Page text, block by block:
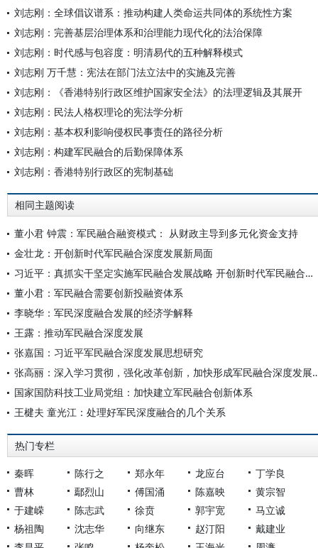
刘志刚：全球倡议谱系：推动构建人类命运共同体的系统性方案
刘志刚：完善基层治理体系和治理能力现代化的法治保障
刘志刚：时代感与包容度：明清易代的五种解释模式
刘志刚 万千慧：宪法在部门法立法中的实施及完善
刘志刚：《香港特别行政区维护国家安全法》的法理逻辑及其展开
刘志刚：民法人格权理论的宪法学分析
刘志刚：基本权利影响侵权民事责任的路径分析
刘志刚：构建军民融合的后勤保障体系
刘志刚：香港特别行政区的宪制基础
相同主题阅读
董小君 钟震：军民融合融资模式： 从财政主导到多元化资金支持
金壮龙：开创新时代军民融合深度发展新局面
习近平：真抓实干坚定实施军民融合发展战略 开创新时代军民融合深度发展新局面
董小君：军民融合需要创新投融资体系
李晓华：军民深度融合发展的经济学解释
王露：推动军民融合深度发展
张嘉国：习近平军民融合深度发展思想研究
张高丽：深入学习贯彻，强化
国家国防科技工业局党组：加快建立军民融合创新体系
王楗夫 童光江：处理好军民深度融合的几个关系
热门专栏
秦晖 陈行之 郑永年 龙应台
丁学良
曹林
鄢烈山 傅国涌 陈嘉映
黄宗智
于建嵘
陈志武 徐贲 郭宇宽
马立诚
杨祖陶
沈志华 向继东 赵汀阳
戴建业